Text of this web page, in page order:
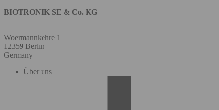
BIOTRONIK SE & Co. KG
Woermannkehre 1
12359 Berlin
Germany
Über uns